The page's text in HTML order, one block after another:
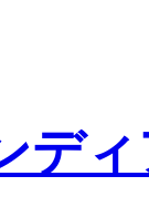
デ